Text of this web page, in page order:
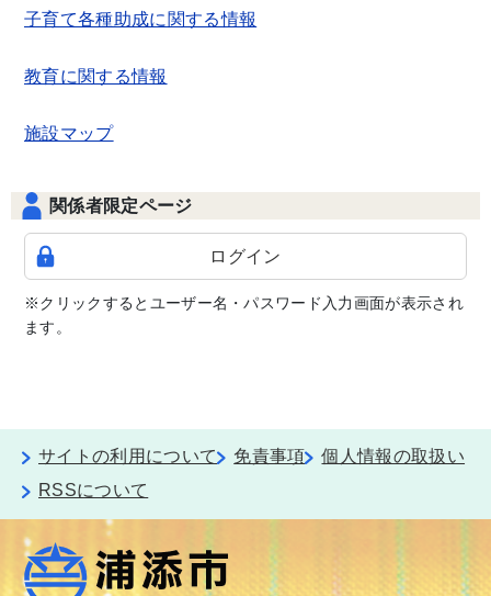
子育て各種助成に関する情報
教育に関する情報
施設マップ
関係者限定ページ
ログイン
※クリックするとユーザー名・パスワード入力画面が表示され
ます。
サイトの利用について 免責事項
個人情報の取扱い
RSSについて